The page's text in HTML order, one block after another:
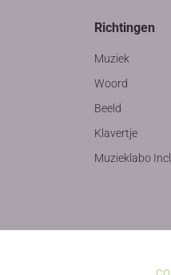
Richtingen
Muziek
Woord
Beeld
Klavertje
Muzieklabo